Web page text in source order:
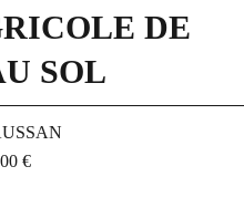
DE
SOL
€